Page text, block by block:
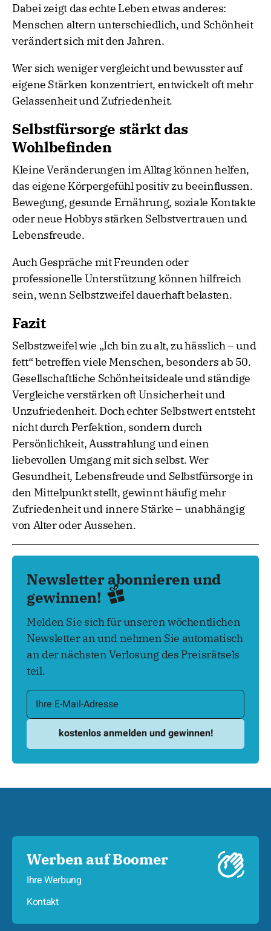
Dabei zeigt das echte Leben etwas anderes:
Menschen altern unterschiedlich, und Schönheit
verändert sich mit den Jahren.
Wer sich weniger vergleicht und bewusster auf
eigene Stärken konzentriert, entwickelt oft mehr
Gelassenheit und Zufriedenheit.
Selbstfürsorge stärkt das
Wohlbefinden
Kleine Veränderungen im Alltag können helfen,
das eigene Körpergefühl positiv zu beeinflussen.
Bewegung, gesunde Ernährung, soziale Kontakte
oder neue Hobbys stärken Selbstvertrauen und
Lebensfreude.
Auch Gespräche mit Freunden oder
professionelle Unterstützung können hilfreich
sein, wenn Selbstzweifel dauerhaft belasten.
Fazit
Selbstzweifel wie „Ich bin zu alt, zu hässlich – und
fett“ betreffen viele Menschen, besonders ab 50.
Gesellschaftliche Schönheitsideale und ständige
Vergleiche verstärken oft Unsicherheit und
Unzufriedenheit. Doch echter Selbstwert entsteht
nicht durch Perfektion, sondern durch
Persönlichkeit, Ausstrahlung und einen
liebevollen Umgang mit sich selbst. Wer
Gesundheit, Lebensfreude und Selbstfürsorge in
den Mittelpunkt stellt, gewinnt häufig mehr
Zufriedenheit und innere Stärke – unabhängig
von Alter oder Aussehen.
Newsletter abonnieren und
gewinnen!
Melden Sie sich für unseren wöchentlichen
Newsletter an und nehmen Sie automatisch
an der nächsten Verlosung des Preisrätsels
teil.
Werben auf Boomer
Ihre Werbung
Kontakt